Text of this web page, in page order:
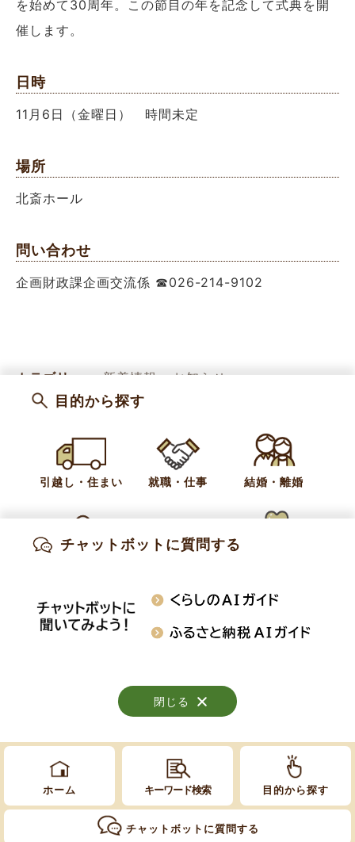
を始めて30周年。この節目の年を記念して式典を開
催します。
日時
11月6日（金曜日） 時間未定
場所
北斎ホール
問い合わせ
企画財政課企画交流係 ☎026-214-9102
カテゴリー 新着情報
お知らせ
行事・イベント
2026年2月13日 17時30分
産業振興課 商工振興係
ホーム キーワード検索 目的から探す
チャットボットに質問する
知りたい情報を検索
閉じる
目的から探す
引越し・住まい 就職・仕事 結婚・離婚
閉じる
チャットボットに質問する
閉じる